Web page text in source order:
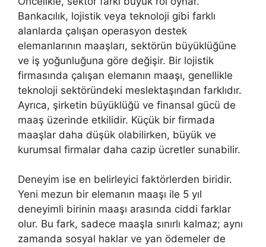
Bankacılık, lojistik veya teknoloji gibi farklı
alanlarda çalışan operasyon destek
elemanlarının maaşları, sektörün büyüklüğüne
ve iş yoğunluğuna göre değişir. Bir lojistik
firmasında çalışan elemanın maaşı, genellikle
teknoloji sektöründeki meslektaşından farklıdır.
Ayrıca, şirketin büyüklüğü ve finansal gücü de
maaş üzerinde etkilidir. Küçük bir firmada
maaşlar daha düşük olabilirken, büyük ve
kurumsal firmalar daha cazip ücretler sunabilir.
Deneyim ise en belirleyici faktörlerden biridir.
Yeni mezun bir elemanın maaşı ile 5 yıl
deneyimli birinin maaşı arasında ciddi farklar
olur. Bu fark, sadece maaşla sınırlı kalmaz; aynı
zamanda sosyal haklar ve yan ödemeler de